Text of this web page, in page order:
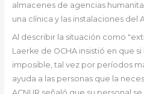
almacenes de agencias
una clínica y las instalaciones del
Al describir la situación como
Laerke de OCHA insistió en que
imposible, tal vez por períodos
ayuda a las personas que la